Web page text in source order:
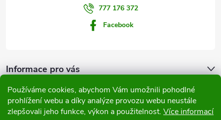
Používáme cookies, abychom Vám umožnili pohodlné
prohlížení webu a díky analýze provozu webu neustále
zlepšovali jeho funkce, výkon a použitelnost. Více informací
777 176 372
Facebook
Informace pro vás
Přijímáme online platby